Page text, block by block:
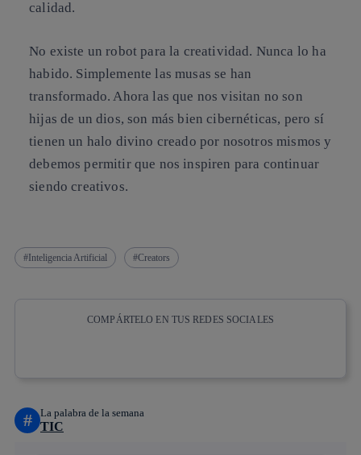
calidad.
No existe un robot para la creatividad. Nunca lo ha
habido. Simplemente las musas se han
transformado. Ahora las que nos visitan no son
hijas de un dios, son más bien cibernéticas, pero sí
tienen un halo divino creado por nosotros mismos y
debemos permitir que nos inspiren para continuar
siendo creativos.
Inteligencia Artificial Creators
COMPÁRTELO EN TUS REDES SOCIALES
# La palabra de la semana
TIC